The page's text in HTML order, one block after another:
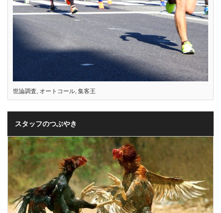
世論調査, オートコール, 集客王
スタッフのつぶやき